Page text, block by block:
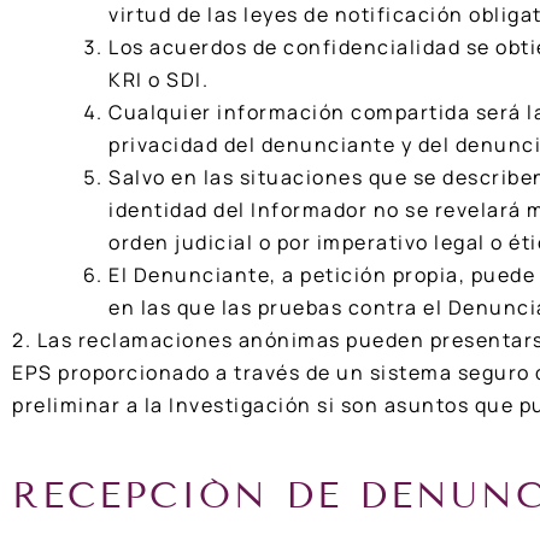
virtud de las leyes de notificación
Los acuerdos de confidencialidad se
KRI o SDI.
Cualquier información compartida será
privacidad del denunciante y del
Salvo en las situaciones que se
identidad del Informador no se revelará
orden judicial o por imperativo legal o
El Denunciante, a petición propia,
en las que las pruebas contra el
2. Las reclamaciones anónimas pueden
EPS proporcionado a través de un sistema
preliminar a la Investigación si son asuntos que
RECEPCIÓN DE